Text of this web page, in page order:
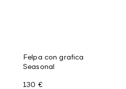
Felpa con grafica
Seasonal
130 €